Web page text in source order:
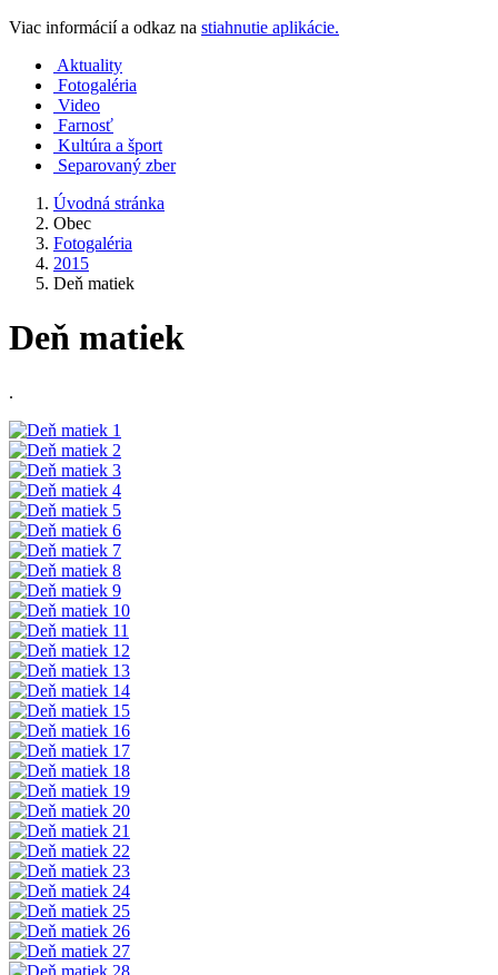
Viac informácií a odkaz na stiahnutie aplikácie.
Aktuality
Fotogaléria
Video
Farnosť
Kultúra a šport
Separovaný zber
Úvodná stránka
Obec
Fotogaléria
2015
Deň matiek
Deň matiek
.